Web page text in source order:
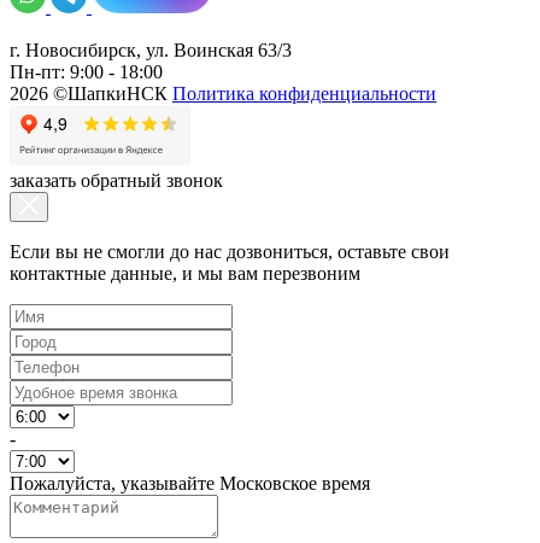
г. Новосибирск, ул. Воинская 63/3
Пн-пт: 9:00 - 18:00
2026 ©ШапкиНСК Политика конфиденциальности
заказать обратный звонок
Если вы не смогли до нас дозвониться, оставьте свои
контактные данные, и мы вам перезвоним
-
Пожалуйста, указывайте Московское время